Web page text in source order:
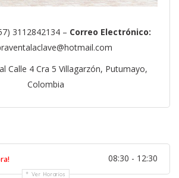
3112842134 – Correo Electrónico:
Calle 4 Cra 5 Villagarzón, Putumayo,
Colombia
08:30 - 12:30
Ver Horarios